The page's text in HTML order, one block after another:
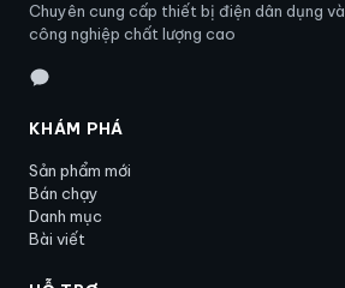
Chuyên cung cấp thiết bị điện dân dụng và
công nghiệp chất lượng cao
KHÁM PHÁ
Sản phẩm mới
Bán chạy
Danh mục
Bài viết